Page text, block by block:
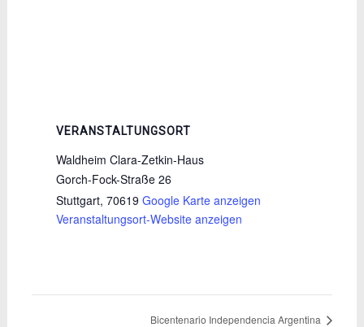
VERANSTALTUNGSORT
Waldheim Clara-Zetkin-Haus
Gorch-Fock-Straße 26
Stuttgart, 70619 Google Karte anzeigen
Veranstaltungsort-Website anzeigen
Bicentenario Independencia Argentina